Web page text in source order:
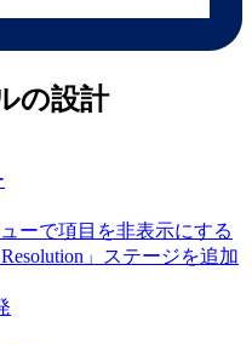
の設計
ーで項目を非表示にする
」ステージを追加